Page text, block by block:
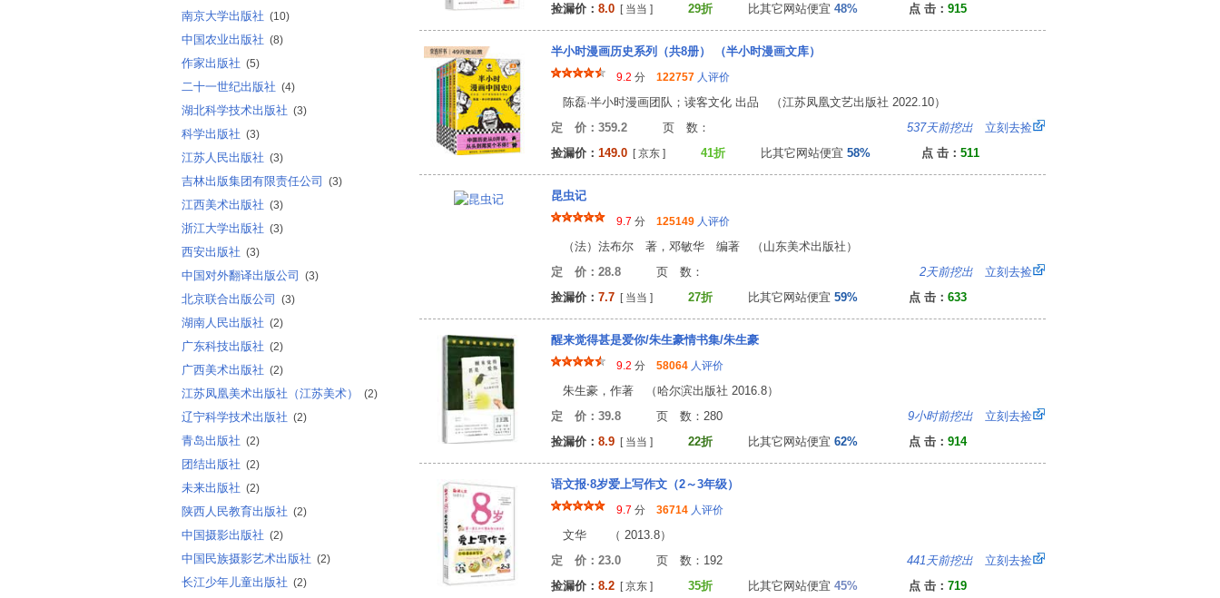
南京大学出版社 (10)
中国农业出版社 (8)
作家出版社 (5)
二十一世纪出版社 (4)
湖北科学技术出版社 (3)
科学出版社 (3)
江苏人民出版社 (3)
吉林出版集团有限责任公司 (3)
江西美术出版社 (3)
浙江大学出版社 (3)
西安出版社 (3)
中国对外翻译出版公司 (3)
北京联合出版公司 (3)
湖南人民出版社 (2)
广东科技出版社 (2)
广西美术出版社 (2)
江苏凤凰美术出版社（江苏美术） (2)
辽宁科学技术出版社 (2)
青岛出版社 (2)
团结出版社 (2)
未来出版社 (2)
陕西人民教育出版社 (2)
中国摄影出版社 (2)
中国民族摄影艺术出版社 (2)
长江少年儿童出版社 (2)
捡漏价： 8.0 [ 当当 ] 29折 比其它网站便宜 48% 点 击： 915
半小时漫画历史系列（共8册） （半小时漫画文库）
9.2 分 122757 人评价
陈磊·半小时漫画团队；读客文化 出品 （江苏凤凰文艺出版社 2022.10）
定 价：359.2 页 数： 537天前挖出 立刻去捡
捡漏价： 149.0 [ 京东 ] 41折 比其它网站便宜 58% 点 击： 511
昆虫记
9.7 分 125149 人评价
（法）法布尔 著，邓敏华 编著 （山东美术出版社）
定 价：28.8 页 数： 2天前挖出 立刻去捡
捡漏价： 7.7 [ 当当 ] 27折 比其它网站便宜 59% 点 击： 633
醒来觉得甚是爱你/朱生豪情书集/朱生豪
9.2 分 58064 人评价
朱生豪，作著 （哈尔滨出版社 2016.8）
定 价：39.8 页 数：280 9小时前挖出 立刻去捡
捡漏价： 8.9 [ 当当 ] 22折 比其它网站便宜 62% 点 击： 914
语文报·8岁爱上写作文（2～3年级）
9.7 分 36714 人评价
文华 （ 2013.8）
定 价：23.0 页 数：192 441天前挖出 立刻去捡
捡漏价： 8.2 [ 京东 ] 35折 比其它网站便宜 45% 点 击： 719